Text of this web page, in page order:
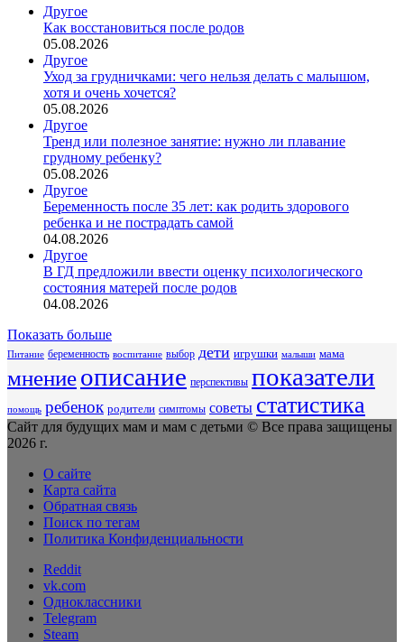
Другое
Как восстановиться после родов
05.08.2026
Другое
Уход за грудничками: чего нельзя делать с малышом,
хотя и очень хочется?
05.08.2026
Другое
Тренд или полезное занятие: нужно ли плавание
грудному ребенку?
05.08.2026
Другое
Беременность после 35 лет: как родить здорового
ребенка и не пострадать самой
04.08.2026
Другое
В ГД предложили ввести оценку психологического
состояния матерей после родов
04.08.2026
Показать больше
Питание беременность воспитание выбор дети игрушки малыши мама
мнениеописание перспективы показатели
помощь ребенок родители симптомы советы статистика
Сайт для будущих мам и мам с детьми © Все права защищены
2026 г.
О сайте
Карта сайта
Обратная связь
Поиск по тегам
Политика Конфиденциальности
Reddit
vk.com
Одноклассники
Telegram
Steam